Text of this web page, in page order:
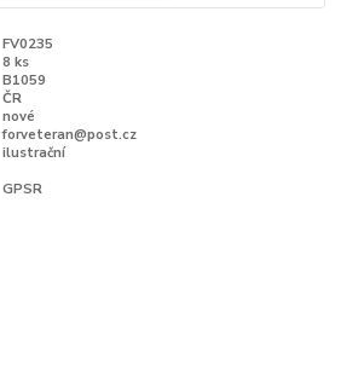
FV0235
8 ks
B1059
ČR
nové
forveteran@post.cz
ilustrační
GPSR